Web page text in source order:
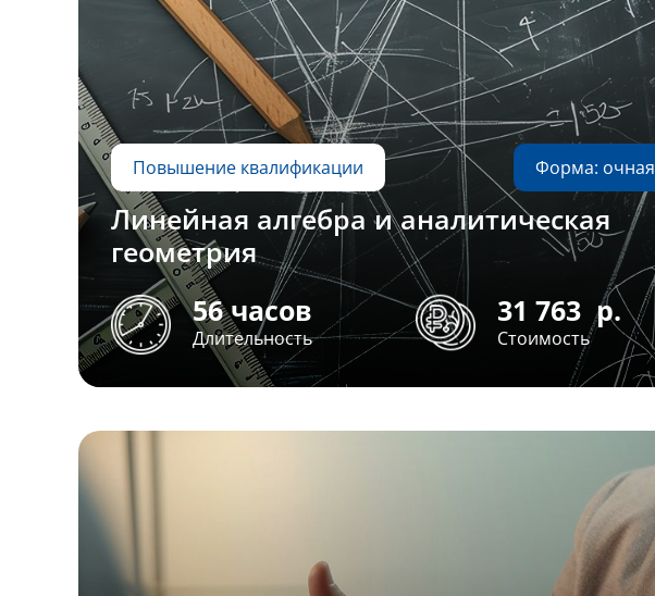
Повышение квалификации Форма: очная
Линейная алгебра и аналитическая
геометрия
56 часов
Длительность
31 763 р.
Стоимость